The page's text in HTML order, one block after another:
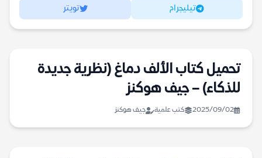
تيليجرام تويتر
تحميل كتاب الألف دماغ (نظرية جديدة
للذكاء) – جيف هوكنز
2025/09/02 كتب علمية جيف هوكنز